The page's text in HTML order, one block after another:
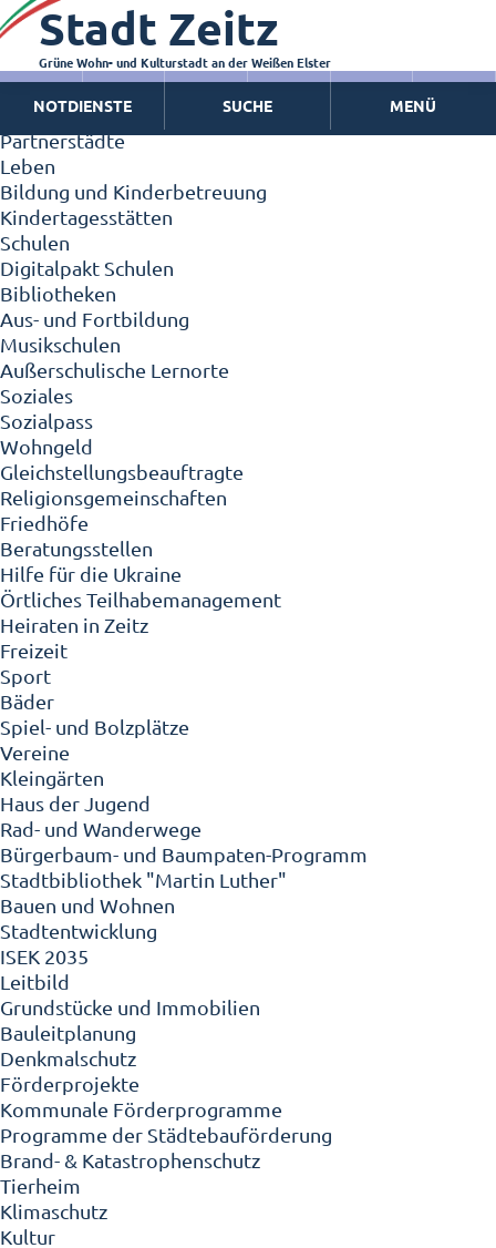
Zeitz - Die Kleinstadt
Willkommen in Zeitz!
Interview mit Oberbürgermeister Christian Thieme
Zeitz - Stadt der Zukunft
Ortschaften
Partnerstädte
Leben
Bildung und Kinderbetreuung
Kindertagesstätten
Schulen
Digitalpakt Schulen
Bibliotheken
Aus- und Fortbildung
Musikschulen
Außerschulische Lernorte
Soziales
Sozialpass
Wohngeld
Gleichstellungsbeauftragte
Religionsgemeinschaften
Friedhöfe
Beratungsstellen
Hilfe für die Ukraine
Örtliches Teilhabemanagement
Heiraten in Zeitz
Freizeit
Sport
Bäder
Spiel- und Bolzplätze
Vereine
Kleingärten
Haus der Jugend
Rad- und Wanderwege
Bürgerbaum- und Baumpaten-Programm
Stadtbibliothek "Martin Luther"
Bauen und Wohnen
Stadtentwicklung
ISEK 2035
Leitbild
Grundstücke und Immobilien
Bauleitplanung
Denkmalschutz
Förderprojekte
Kommunale Förderprogramme
Programme der Städtebauförderung
Brand- & Katastrophenschutz
Tierheim
Klimaschutz
Kultur
Stadt Zeitz
Grüne Wohn- und Kulturstadt an der Weißen Elster
NOTDIENSTE SUCHE MENÜ